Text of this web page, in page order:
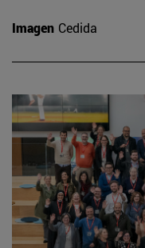
Imagen Cedida